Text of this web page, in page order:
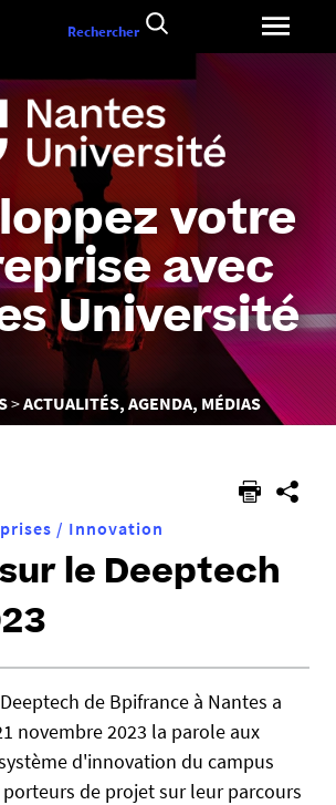
au
votre
avec
Université
ACTUALITÉS, AGENDA, MÉDIAS
Rechercher
/ Innovation
le Deeptech
de Bpifrance à Nantes a
novembre 2023 la parole aux
d'innovation du campus
de projet sur leur parcours